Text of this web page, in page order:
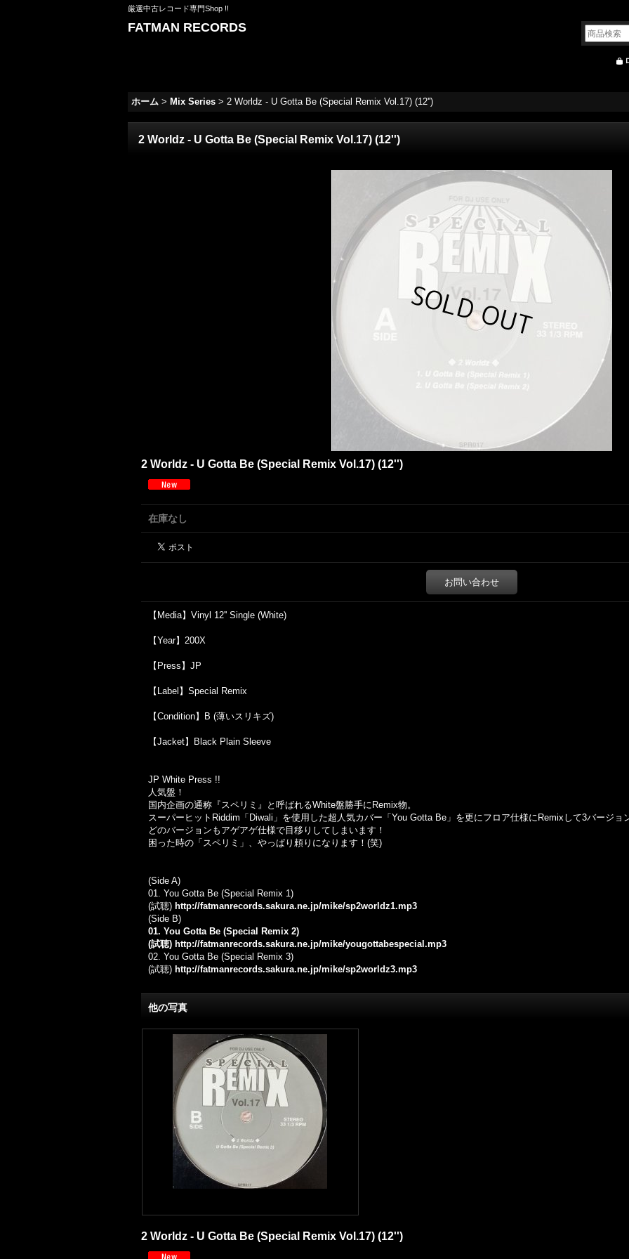
厳選中古レコード専門Shop !!
FATMAN RECORDS
ホーム > Mix Series > 2 Worldz - U Gotta Be (Special Remix Vol.17) (12'')
2 Worldz - U Gotta Be (Special Remix Vol.17) (12'')
2 Worldz - U Gotta Be (Special Remix Vol.17) (12'')
在庫なし
お問い合わせ
【Media】Vinyl 12'' Single (White)
【Year】200X
【Press】JP
【Label】Special Remix
【Condition】B (薄いスリキズ)
【Jacket】Black Plain Sleeve
JP White Press !!
人気盤！
国内企画の通称『スペリミ』と呼ばれるWhite盤勝手にRemix物。
スーパーヒットRiddim「Diwali」を使用した超人気カバー「You Gotta Be」を更にフロア仕様にRemixして3バージョ
どのバージョンもアゲアゲ仕様で目移りしてしまいます！
困った時の「スペリミ」、やっぱり頼りになります！(笑)
(Side A)
01. You Gotta Be (Special Remix 1)
(試聴) http://fatmanrecords.sakura.ne.jp/mike/sp2worldz1.mp3
(Side B)
01. You Gotta Be (Special Remix 2)
(試聴) http://fatmanrecords.sakura.ne.jp/mike/yougottabespecial.mp3
02. You Gotta Be (Special Remix 3)
(試聴) http://fatmanrecords.sakura.ne.jp/mike/sp2worldz3.mp3
他の写真
2 Worldz - U Gotta Be (Special Remix Vol.17) (12'')